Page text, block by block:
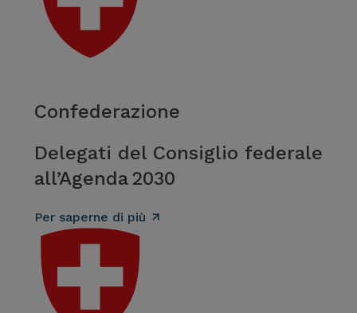
Confederazione
Delegati del Consiglio federale
all’Agenda 2030
Per saperne di più